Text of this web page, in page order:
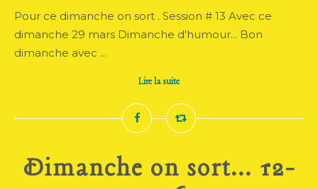
Pour ce dimanche on sort . Session # 13 Avec ce
dimanche 29 mars Dimanche d'humour... Bon
dimanche avec ...
Lire la suite
Dimanche on sort... 12-